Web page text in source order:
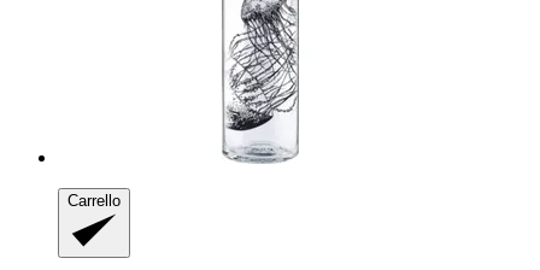
Carrello